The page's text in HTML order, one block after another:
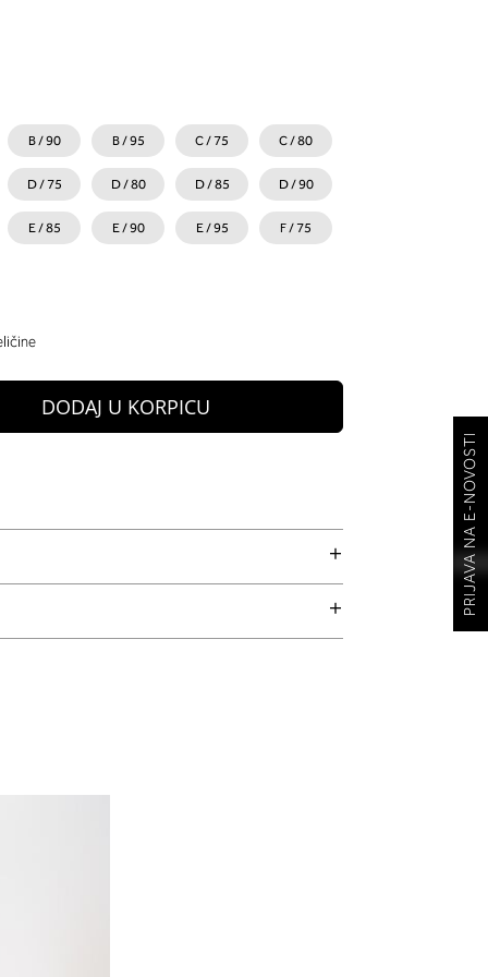
B / 90 B / 95 C / 75 C / 80
D / 75 D / 80 D / 85 D / 90
E / 85 E / 90 E / 95 F / 75
DODAJ U KORPICU
PRIJAVA NA E-NOVOSTI